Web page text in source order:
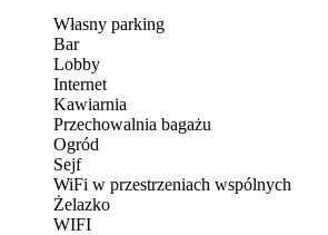
Własny parking
Bar
Lobby
Internet
Kawiarnia
Przechowalnia bagażu
Ogród
Sejf
WiFi w przestrzeniach wspólnych
Żelazko
WIFI